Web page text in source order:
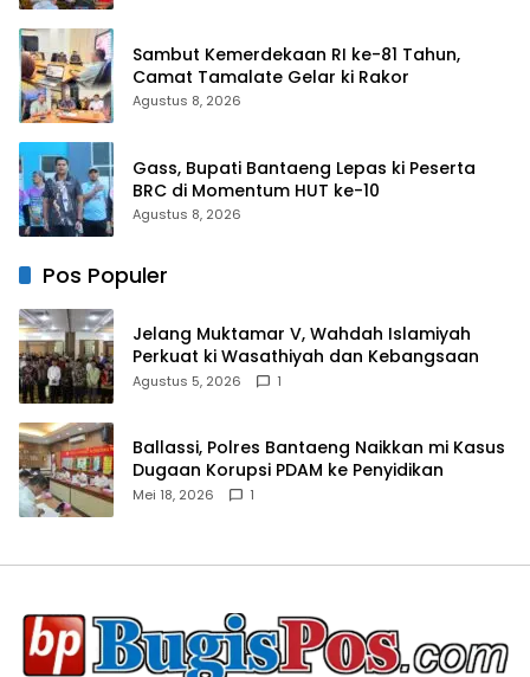
Sambut Kemerdekaan RI ke-81 Tahun,
Camat Tamalate Gelar ki Rakor
Agustus 8, 2026
Gass, Bupati Bantaeng Lepas ki Peserta
BRC di Momentum HUT ke-10
Agustus 8, 2026
Pos Populer
Jelang Muktamar V, Wahdah Islamiyah
Perkuat ki Wasathiyah dan Kebangsaan
Agustus 5, 2026 1
Ballassi, Polres Bantaeng Naikkan mi Kasus
Dugaan Korupsi PDAM ke Penyidikan
Mei 18, 2026 1